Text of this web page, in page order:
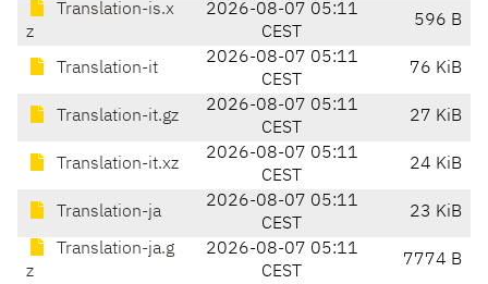
Translation-is.x
z
2026-08-07 05:11
CEST
596 B
Translation-it
2026-08-07 05:11
CEST
76 KiB
Translation-it.gz
2026-08-07 05:11
CEST
27 KiB
Translation-it.xz
2026-08-07 05:11
CEST
24 KiB
Translation-ja
2026-08-07 05:11
CEST
23 KiB
Translation-ja.g
z
2026-08-07 05:11
CEST
7774 B